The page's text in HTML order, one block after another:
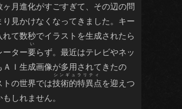
ヶ月進化がすごすぎて、その辺の問
り見かけなくなってきました。キー
れて数秒でイラストを生成されたら
ーター要らず。最近はテレビやネッ
ＡＩ生成画像が多用されてきたの
トの世界では技術的特異点を迎えつ
しれません。